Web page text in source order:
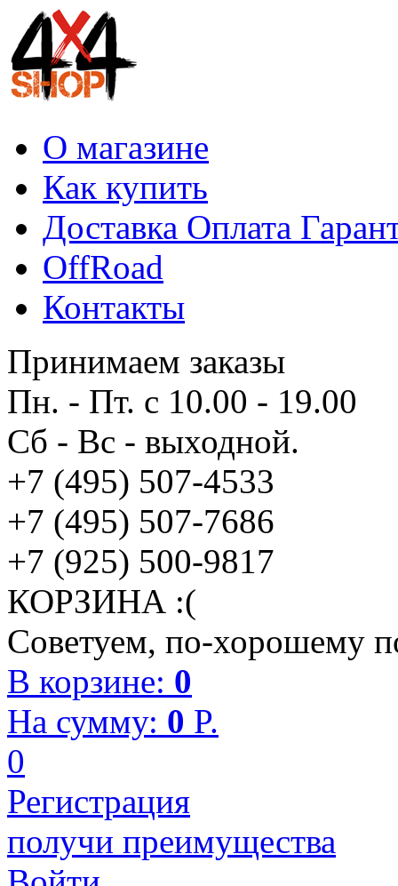
О магазине
Как купить
Доставка Оплата
OffRoad
Контакты
Принимаем заказы
Пн. - Пт. с 10.00 - 19.00
Сб - Вс - выходной.
+7 (495) 507-4533
+7 (495) 507-7686
+7 (925) 500-9817
КОРЗИНА :(
Советуем, по-хорошему
В корзине: 0
На сумму: 0 P.
0
Регистрация
получи преимущества